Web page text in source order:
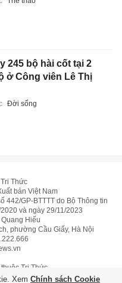
245 bộ hài cốt tại 2
ở Công viên Lê Thị
Đời sống
Thức
bản Việt Nam
442/GP-BTTTT do Bộ Thông tin
và ngày 29/11/2023
Hiếu
phường Cầu Giấy, Hà Nội
Tri Thức
Xem Chính sách Cookie